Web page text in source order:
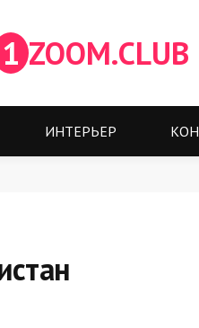
1 ZOOM.CLUB
ИНТЕРЬЕР